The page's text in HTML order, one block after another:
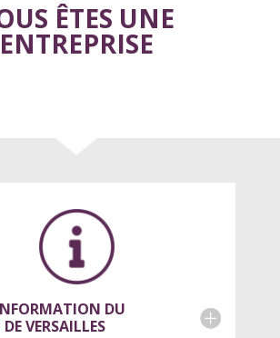
ÊTES UNE
ENTREPRISE
DU
VERSAILLES